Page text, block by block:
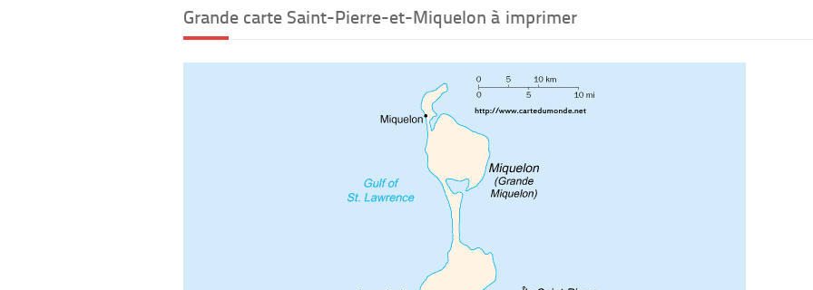
Grande carte Saint-Pierre-et-Miquelon à imprimer